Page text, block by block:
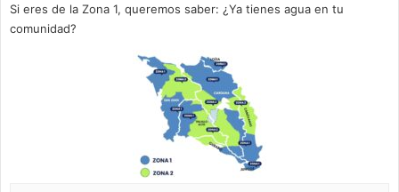
Si eres de la Zona 1, queremos saber: ¿Ya tienes agua en tu
comunidad?